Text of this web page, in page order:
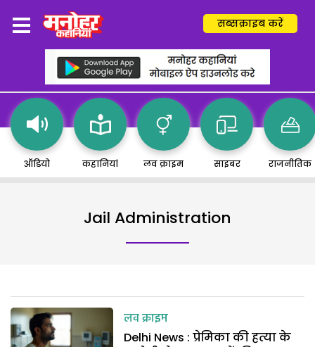
सब्सक्राइब करें
ऑडियो कहानियां लव क्राइम साइबर राजनीतिक
Jail Administration
लव क्राइम
Delhi News : प्रेमिका की हत्या के